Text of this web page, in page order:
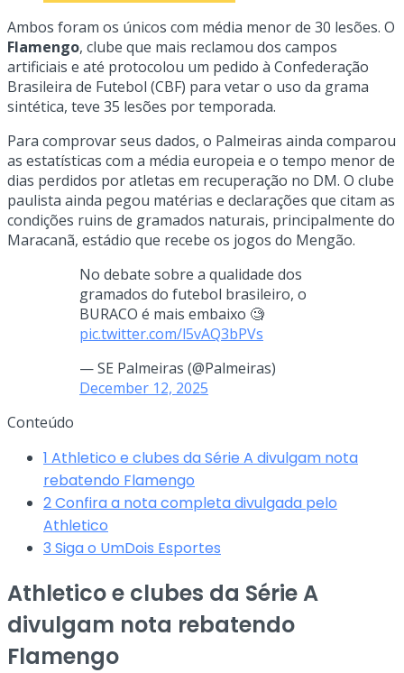
Ambos foram os únicos com média menor de 30 lesões. O
Flamengo, clube que mais reclamou dos campos
artificiais e até protocolou um pedido à Confederação
Brasileira de Futebol (CBF) para vetar o uso da grama
sintética, teve 35 lesões por temporada.
Para comprovar seus dados, o Palmeiras ainda comparou
as estatísticas com a média europeia e o tempo menor de
dias perdidos por atletas em recuperação no DM. O clube
paulista ainda pegou matérias e declarações que citam as
condições ruins de gramados naturais, principalmente do
Maracanã, estádio que recebe os jogos do Mengão.
No debate sobre a qualidade dos
gramados do futebol brasileiro, o
BURACO é mais embaixo 🧐
pic.twitter.com/l5vAQ3bPVs
— SE Palmeiras (@Palmeiras)
December 12, 2025
Conteúdo
1 Athletico e clubes da Série A divulgam nota
rebatendo Flamengo
2Confira a nota completa divulgada pelo
Athletico
3 Siga o UmDois Esportes
Athletico e clubes da Série A
divulgam nota rebatendo
Flamengo